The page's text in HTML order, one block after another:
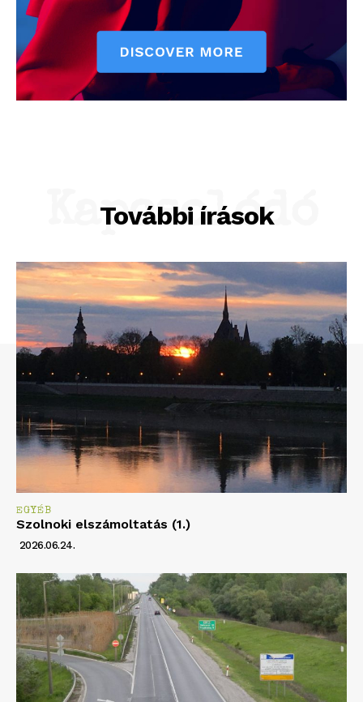
További írások
Kapcsolódó
EGYÉB
Szolnoki elszámoltatás (1.)
2026.06.24.